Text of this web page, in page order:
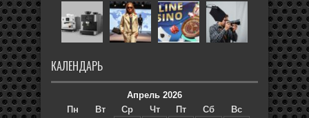
КАЛЕНДАРЬ
Апрель 2026
Пн
Вт Ср Чт Пт Сб
Вс